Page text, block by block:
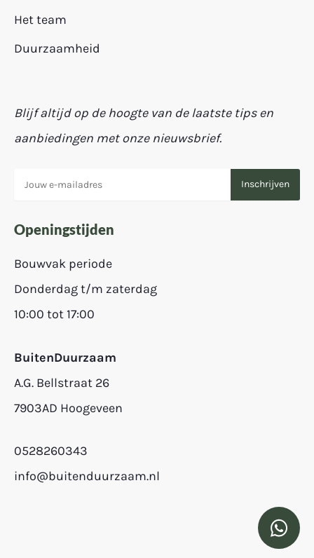
Het team
Duurzaamheid
Blijf altijd op de hoogte van de laatste tips en
aanbiedingen met onze nieuwsbrief.
Openingstijden
Bouwvak periode
Donderdag t/m zaterdag
10:00 tot 17:00
BuitenDuurzaam
A.G. Bellstraat 26
7903AD Hoogeveen
0528260343
info@buitenduurzaam.nl